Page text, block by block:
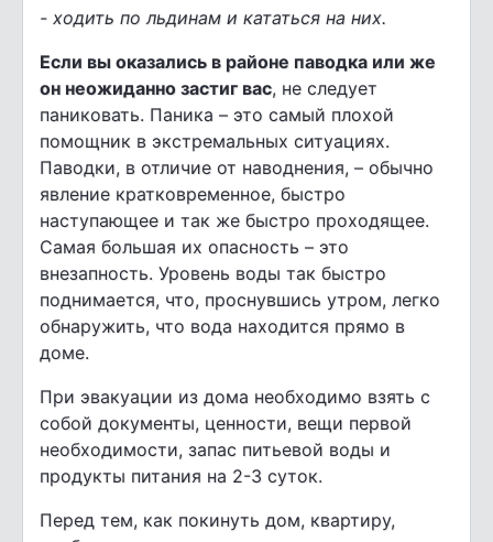
- ходить по льдинам и кататься на них.
Если вы оказались в районе паводка или же
он неожиданно застиг вас, не следует
паниковать. Паника – это самый плохой
помощник в экстремальных ситуациях.
Паводки, в отличие от наводнения, – обычно
явление кратковременное, быстро
наступающее и так же быстро проходящее.
Самая большая их опасность – это
внезапность. Уровень воды так быстро
поднимается, что, проснувшись утром, легко
обнаружить, что вода находится прямо в
доме.
При эвакуации из дома необходимо взять с
собой документы, ценности, вещи первой
необходимости, запас питьевой воды и
продукты питания на 2-3 суток.
Перед тем, как покинуть дом, квартиру,